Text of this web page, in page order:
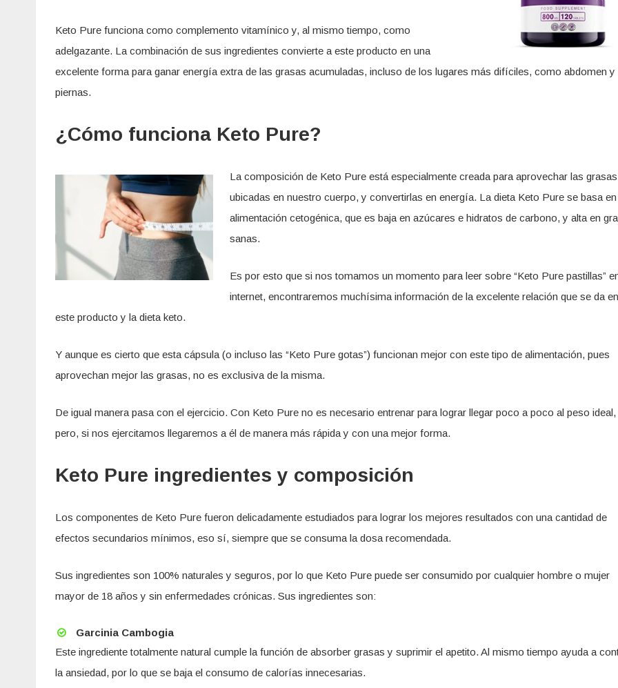
Keto Pure funciona como complemento vitamínico y, al mismo tiempo, como
adelgazante. La combinación de sus ingredientes convierte a este producto en una
excelente forma para ganar energía extra de las grasas acumuladas, incluso de los lugares más difíciles, como abdomen y
piernas.
¿Cómo funciona Keto Pure?
La composición de Keto Pure está especialmente creada para aprovechar las
ubicadas en nuestro cuerpo, y convertirlas en energía. La dieta Keto Pure se basa
alimentación cetogénica, que es baja en azúcares e hidratos de carbono, y alta en
sanas.
Es por esto que si nos tomamos un momento para leer sobre “Keto Pure pastillas”
internet, encontraremos muchísima información de la excelente relación que se da
este producto y la dieta keto.
Y aunque es cierto que esta cápsula (o incluso las “Keto Pure gotas”) funcionan mejor con este tipo de alimentación, pues
aprovechan mejor las grasas, no es exclusiva de la misma.
De igual manera pasa con el ejercicio. Con Keto Pure no es necesario entrenar para lograr llegar poco a poco al peso ideal,
pero, si nos ejercitamos llegaremos a él de manera más rápida y con una mejor forma.
Keto Pure ingredientes y composición
Los componentes de Keto Pure fueron delicadamente estudiados para lograr los mejores resultados con una cantidad de
efectos secundarios mínimos, eso sí, siempre que se consuma la dosa recomendada.
Sus ingredientes son 100% naturales y seguros, por lo que Keto Pure puede ser consumido por cualquier hombre o mujer
mayor de 18 años y sin enfermedades crónicas. Sus ingredientes son:
Garcinia Cambogia
Este ingrediente totalmente natural cumple la función de absorber grasas y suprimir el apetito. Al mismo tiempo ayuda a
la ansiedad, por lo que se baja el consumo de calorías innecesarias.